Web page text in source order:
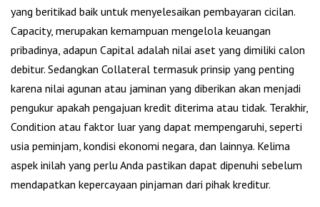
yang beritikad baik untuk menyelesaikan pembayaran cicilan.
Capacity, merupakan kemampuan mengelola keuangan
pribadinya, adapun Capital adalah nilai aset yang dimiliki calon
debitur. Sedangkan Collateral termasuk prinsip yang penting
karena nilai agunan atau jaminan yang diberikan akan menjadi
pengukur apakah pengajuan kredit diterima atau tidak. Terakhir,
Condition atau faktor luar yang dapat mempengaruhi, seperti
usia peminjam, kondisi ekonomi negara, dan lainnya. Kelima
aspek inilah yang perlu Anda pastikan dapat dipenuhi sebelum
mendapatkan kepercayaan pinjaman dari pihak kreditur.